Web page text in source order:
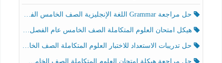
حل مراجعة Grammar اللغة الإنجليزية الصف الخامس الفصل الثالث
هيكل امتحان العلوم المتكاملة الصف الخامس عام الفصل الدراسي الثالث 2025-2026
حل تدريبات الاستعداد للاختبار العلوم المتكاملة الصف الخامس عام الفصل الثالث
حل مراجعة هيكلة امتحان العلوم المتكاملة الصف الخامس انسبير الفصل الثالث